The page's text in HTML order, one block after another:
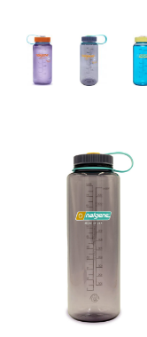
30% Off